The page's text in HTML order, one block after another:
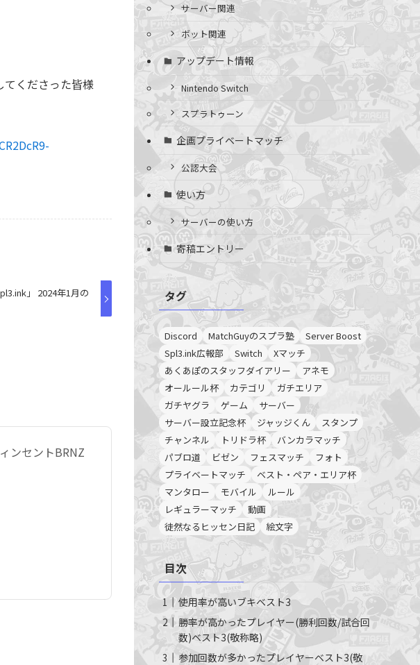
くださった皆様
」 2024年1月の
ンセントBRNZ
サーバー関連
ボット関連
アップデート情報
Nintendo Switch
スプラトゥーン
企画プライベートマッチ
公認大会
使い方
サーバーの使い方
寄稿エントリー
タグ
Discord MatchGuyのスプラ塾
Server Boost
Spl3.ink広報部
Switch
Xマッチ
あくあぽのスタッフダイアリー
アネモ
オールール杯
カテゴリ
ガチエリア
ガチヤグラ
ゲーム
サーバー
サーバー設立記念杯
ジャッジくん
スタンプ
チャンネル
トリドラ杯
バンカラマッチ
パブロ道
ビゼン フェスマッチ
フォト
プライベートマッチ
ベスト・ペア・エリア杯
マンタロー
モバイル
ルール
レギュラーマッチ
動画
徒然なるヒッセン日記
絵文字
目次
使用率が高いブキベスト3
勝率が高かったプレイヤー(勝利回数/試合回
数)ベスト3(敬称略)
参加回数が多かったプレイヤーベスト3(敬